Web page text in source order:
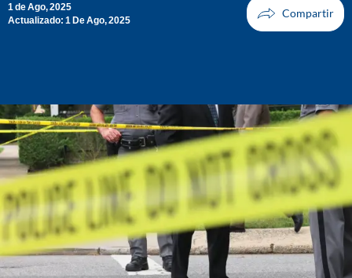
1 de Ago, 2025
Actualizado: 1 De Ago, 2025